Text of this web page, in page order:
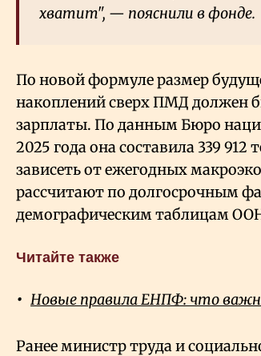
хватит", — пояснили в фонде.
По новой формуле размер
накоплений сверх ПМД должен
зарплаты. По данным Бюро
2025 года она составила 339 912
зависеть от ежегодных
рассчитают по долгосрочным
демографическим таблицам
Читайте также
Новые правила ЕНПФ: что
Ранее министр труда и